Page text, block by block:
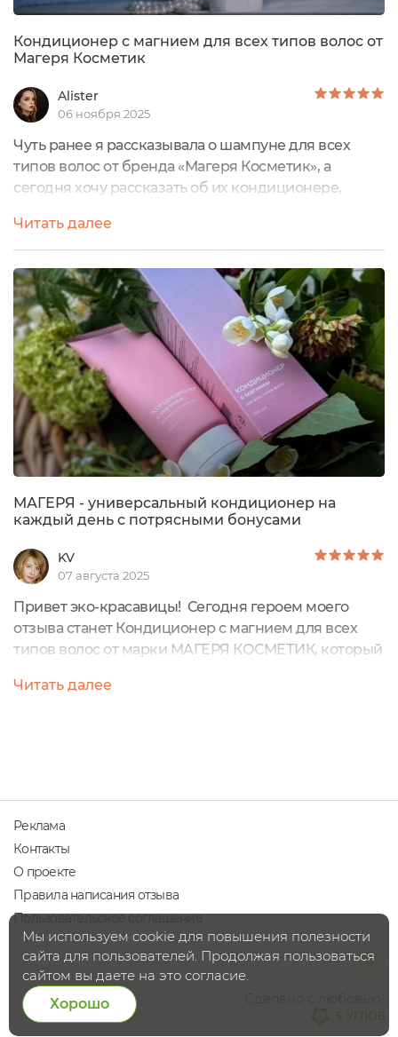
Кондиционер с магнием для всех типов волос от
Магеря Косметик
Alister
06 ноября 2025
Чуть ранее я рассказывала о шампуне для всех
типов волос от бренда «Магеря Косметик», а
сегодня хочу рассказать об их кондиционере,
восстанавливающий кондиционер с магнием для
всех типов волос, который должен питать кожу
головы, усиливать рост волос, предотвращать
ломкость и придавать блеск. Сразу скажу, я не
наносила кондиционер на корни волос, поэтому...
Читать далее
МАГЕРЯ - универсальный кондиционер на
каждый день с потрясными бонусами
KV
07 августа 2025
Привет эко-красавицы! Сегодня героем моего
отзыва станет Кондиционер с магнием для всех
типов волос от марки МАГЕРЯ КОСМЕТИК, который
восторженный отзыв.Я уже хвалила упаковку
объединяя,...
Читать далее
Реклама
Контакты
О проекте
Правила написания отзыва
Пользовательское соглашение
Мы используем cookie для повышения полезности
сайта для пользователей. Продолжая пользоваться
сайтом вы даете на это согласие.
Хорошо